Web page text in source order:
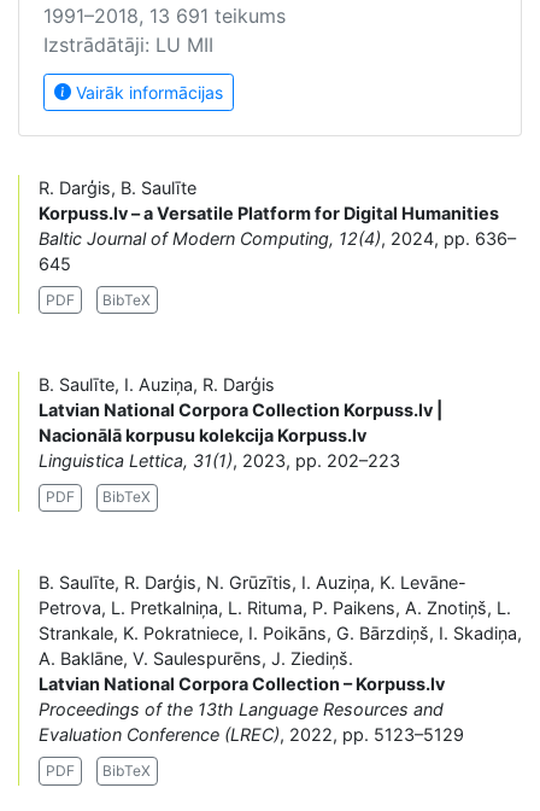
1991–2018, 13 691 teikums
Izstrādātāji: LU MII
Vairāk informācijas
R. Darģis, B. Saulīte
Korpuss.lv – a Versatile Platform for Digital Humanities
Baltic Journal of Modern Computing, 12(4), 2024, pp. 636–
645
PDF BibTeX
B. Saulīte, I. Auziņa, R. Darģis
Latvian National Corpora Collection Korpuss.lv |
Nacionālā korpusu kolekcija Korpuss.lv
Linguistica Lettica, 31(1), 2023, pp. 202–223
PDF BibTeX
B. Saulīte, R. Darģis, N. Grūzītis, I. Auziņa, K. Levāne-
Petrova, L. Pretkalniņa, L. Rituma, P. Paikens, A. Znotiņš, L.
Strankale, K. Pokratniece, I. Poikāns, G. Bārzdiņš, I. Skadiņa,
A. Baklāne, V. Saulespurēns, J. Ziediņš.
Latvian National Corpora Collection – Korpuss.lv
Proceedings of the 13th Language Resources and
Evaluation Conference (LREC), 2022, pp. 5123–5129
PDF BibTeX